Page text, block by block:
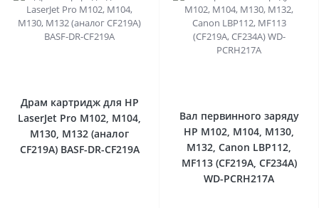
Драм картридж для HP
LaserJet Pro M102, M104,
M130, M132 (аналог
CF219A) BASF-DR-CF219A
Вал первинного заряду
HP M102, M104, M130,
M132, Canon LBP112,
MF113 (CF219A, CF234A)
WD-PCRH217A